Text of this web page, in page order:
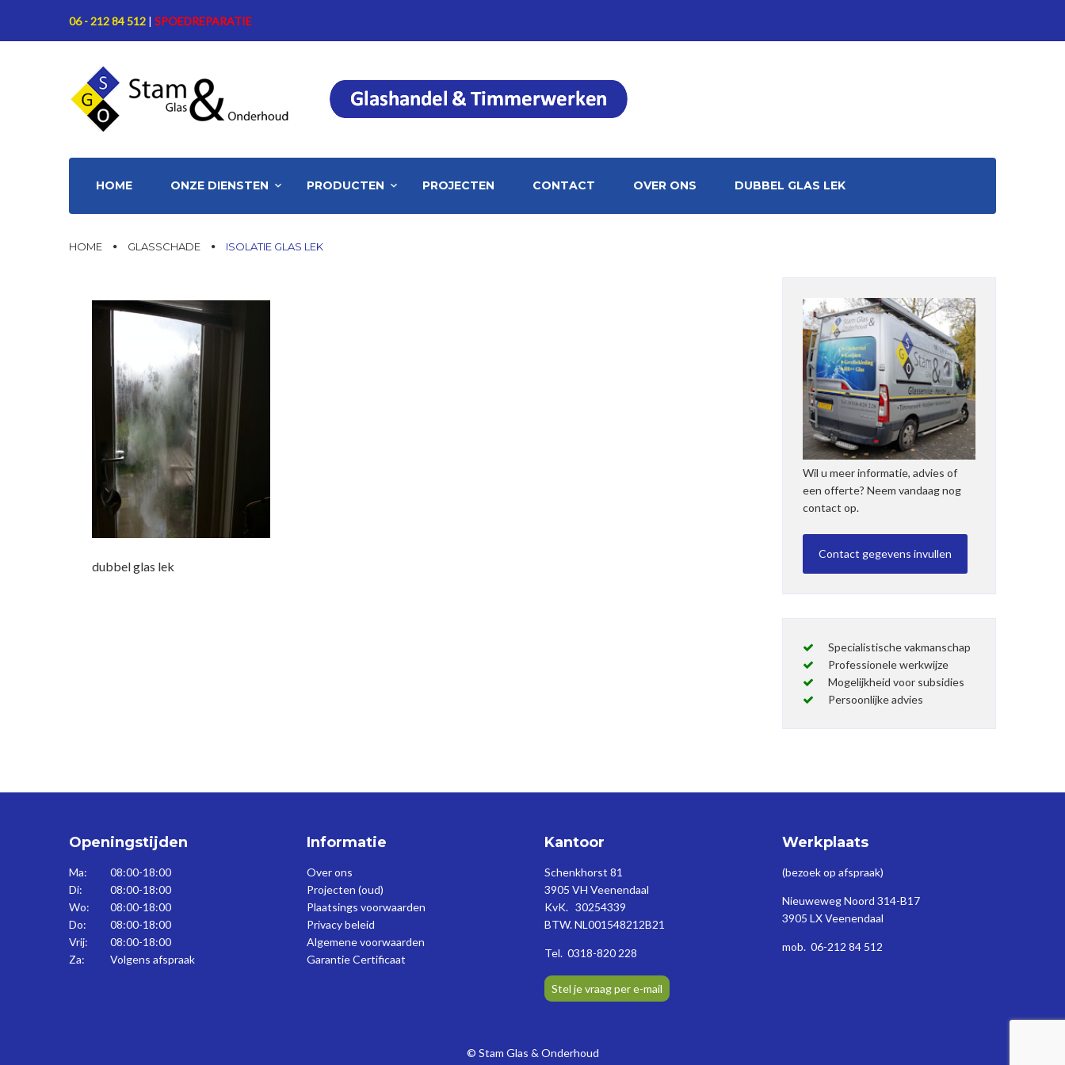
06 - 212 84 512 | SPOEDREPARATIE
HOME ONZE DIENSTEN PRODUCTEN PROJECTEN CONTACT OVER ONS DUBBEL GLAS LEK
HOME GLASSCHADE ISOLATIE GLAS LEK
Isolatie
glas
lek
dubbel glas lek
Wil u meer informatie, advies of
een offerte? Neem vandaag nog
contact op.
Specialistische vakmanschap
Professionele werkwijze
Mogelijkheid voor subsidies
Persoonlijke advies
Openingstijden
Ma:
08:00-18:00
Di:
08:00-18:00
Wo:
08:00-18:00
Do:
08:00-18:00
Vrij:
08:00-18:00
Za:
Volgens afspraak
Informatie
Over ons
Projecten (oud)
Plaatsings voorwaarden
Privacy beleid
Algemene voorwaarden
Garantie Certificaat
Kantoor
Schenkhorst 81
3905 VH Veenendaal
KvK. 30254339
BTW. NL001548212B21
Tel. 0318-820 228
Stel je vraag per e-mail
Werkplaats
(bezoek op afspraak)
Nieuweweg Noord 314-B17
3905 LX Veenendaal
mob. 06-212 84 512
© Stam Glas & Onderhoud